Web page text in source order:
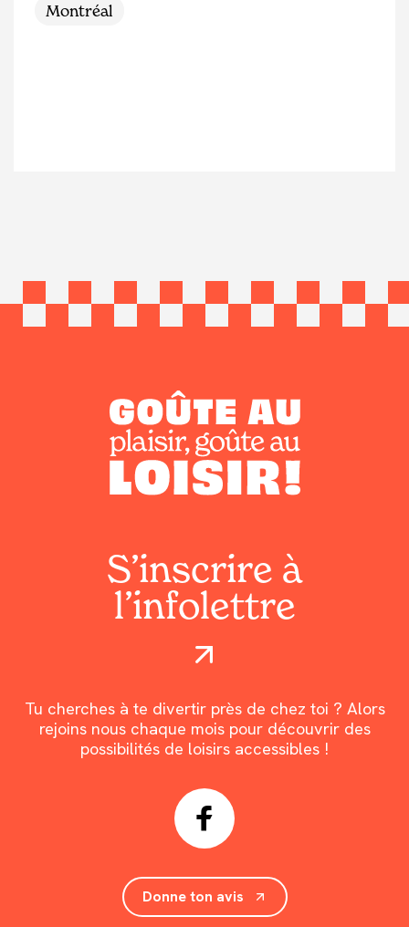
Montréal
S’inscrire à
l’infolettre
Tu cherches à te divertir près de chez toi ? Alors
rejoins nous chaque mois pour découvrir des
possibilités de loisirs accessibles !
Donne ton avis